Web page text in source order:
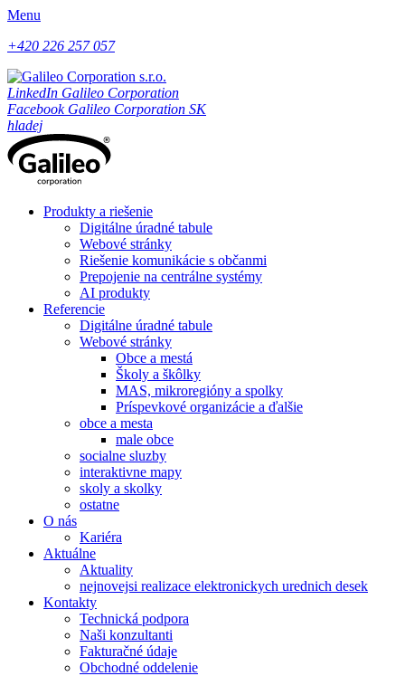
Menu
+420 226 257 057
LinkedIn Galileo Corporation
Facebook Galileo Corporation SK
hladej
Produkty a riešenie
Digitálne úradné tabule
Webové stránky
Riešenie komunikácie s občanmi
Prepojenie na centrálne systémy
AI produkty
Referencie
Digitálne úradné tabule
Webové stránky
Obce a mestá
Školy a škôlky
MAS, mikroregióny a spolky
Príspevkové organizácie a ďalšie
obce a mesta
male obce
socialne sluzby
interaktivne mapy
skoly a skolky
ostatne
O nás
Kariéra
Aktuálne
Aktuality
nejnovejsi realizace elektronickych urednich desek
Kontakty
Technická podpora
Naši konzultanti
Fakturačné údaje
Obchodné oddelenie